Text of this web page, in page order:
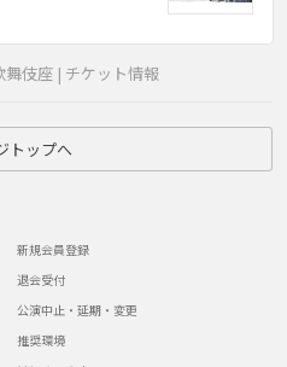
舞伎座 | チケット情報
トップへ
新規会員登録
退会受付
公演中止・延期・変更
推奨環境